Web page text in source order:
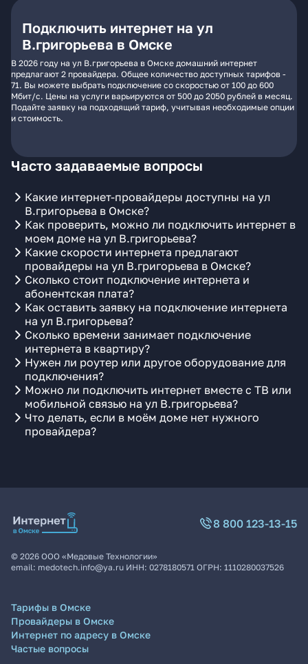
Подключить интернет на ул
В.григорьева в Омске
В 2026 году на ул В.григорьева в Омске домашний интернет
предлагают 2 провайдера. Общее количество доступных тарифов -
71. Вы можете выбрать подключение со скоростью от 100 до 600
Мбит/с. Цены на услуги варьируются от 500 до 2050 рублей в месяц.
Подайте заявку на подходящий тариф, учитывая необходимые опции
и стоимость.
Часто задаваемые вопросы
Какие интернет-провайдеры доступны на ул
В.григорьева в Омске?
Как проверить, можно ли подключить интернет в
моем доме на ул В.григорьева?
Какие скорости интернета предлагают
провайдеры на ул В.григорьева в Омске?
Сколько стоит подключение интернета и
абонентская плата?
Как оставить заявку на подключение интернета
на ул В.григорьева?
Сколько времени занимает подключение
интернета в квартиру?
Нужен ли роутер или другое оборудование для
подключения?
Можно ли подключить интернет вместе с ТВ или
мобильной связью на ул В.григорьева?
Что делать, если в моём доме нет нужного
провайдера?
8 800 123-13-15
© 2026 ООО «Медовые Технологии»
email: medotech.info@ya.ru ИНН: 0278180571 ОГРН: 1110280037526
Тарифы в Омске
Провайдеры в Омске
Интернет по адресу в Омске
Частые вопросы